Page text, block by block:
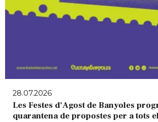
28.07.2026
Les Festes d’Agost de Banyoles
quarantena de propostes per a tots